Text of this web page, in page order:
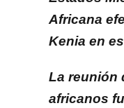
Africana
Kenia en
La reunión
africanos